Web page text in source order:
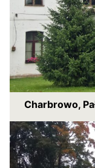
Charbrowo,